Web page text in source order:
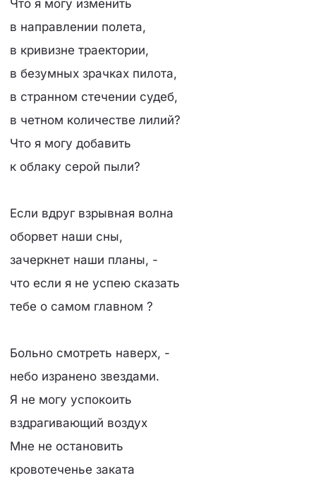
Что я могу изменить
в направлении полета,
в кривизне траектории,
в безумных зрачках пилота,
в странном стечении судеб,
в четном количестве лилий?
Что я могу добавить
к облаку серой пыли?
Если вдруг взрывная волна
оборвет наши сны,
зачеркнет наши планы, -
что если я не успею сказать
тебе о самом главном ?
Больно смотреть наверх, -
небо изранено звездами.
Я не могу успокоить
вздрагивающий воздух
Мне не остановить
кровотеченье заката